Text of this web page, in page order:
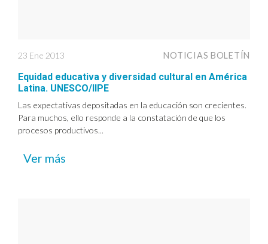
23 Ene 2013 NOTICIAS BOLETÍN
Equidad educativa y diversidad cultural en América
Latina. UNESCO/IIPE
Las expectativas depositadas en la educación son crecientes.
Para muchos, ello responde a la constatación de que los
procesos productivos...
Ver más